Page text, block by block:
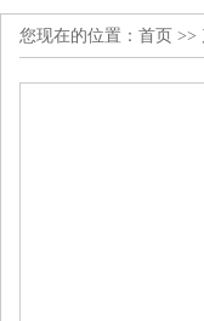
您现在的位置： 首页 >>